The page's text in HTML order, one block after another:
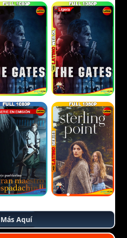
Más Aquí